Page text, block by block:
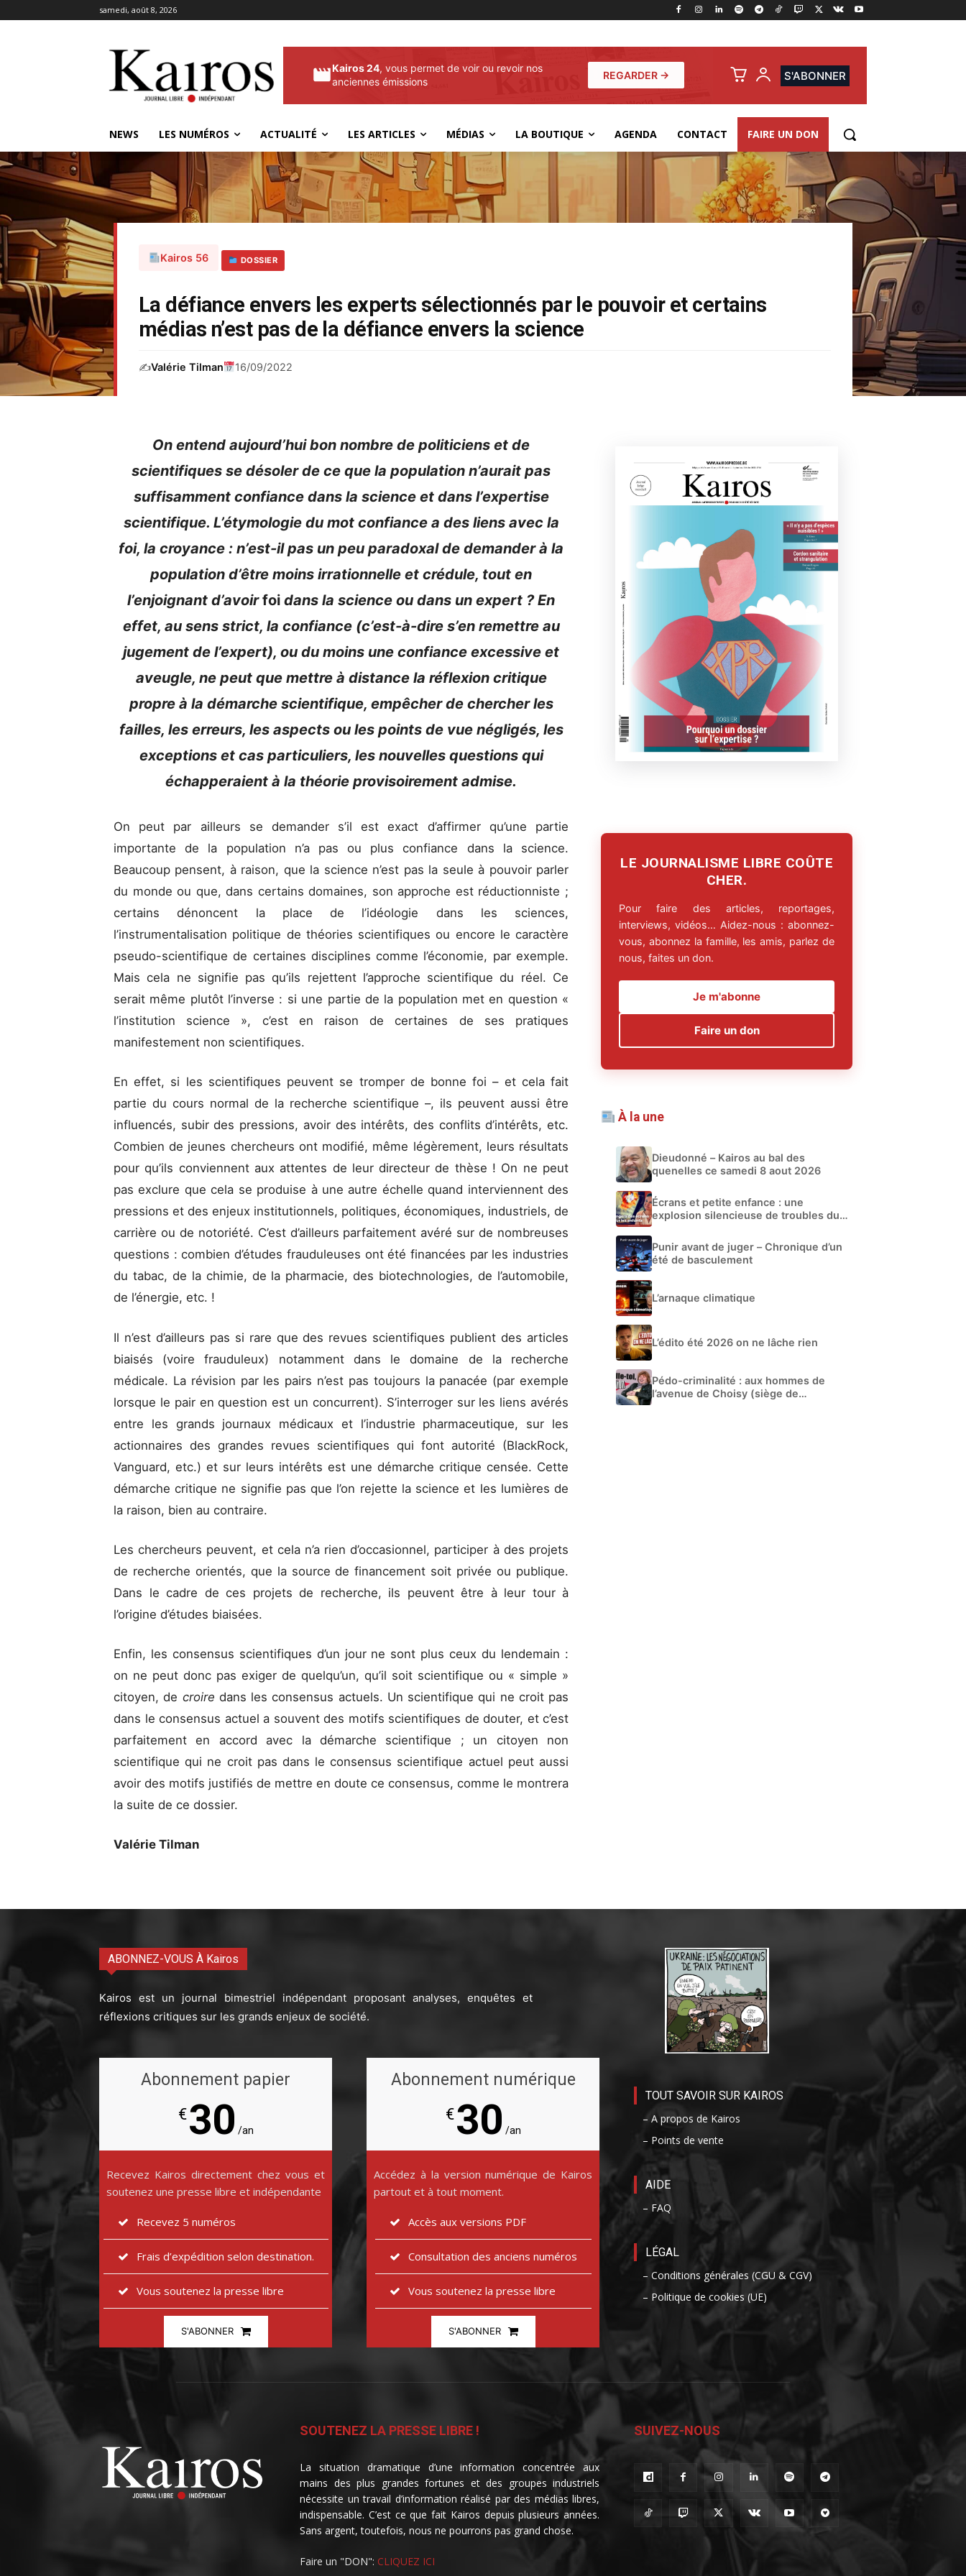
samedi, août 8, 2026
Kairos 24, vous permet de voir ou revoir nos
anciennes émissions
REGARDER → S'ABONNER
NEWS LES NUMÉROS ACTUALITÉ LES ARTICLES MÉDIAS LA BOUTIQUE AGENDA CONTACT FAIRE UN DON
Kairos 56 DOSSIER
La défiance envers les experts sélectionnés par le pouvoir et certains
médias n’est pas de la défiance envers la science
✍️Valérie Tilman 16/09/2022
On entend aujourd’hui bon nombre de politiciens et de
scientifiques se désoler de ce que la population n’aurait pas
suffisamment confiance dans la science et dans l’expertise
scientifique. L’étymologie du mot confiance a des liens avec la
foi, la croyance : n’est-il pas un peu paradoxal de demander à la
population d’être moins irrationnelle et crédule, tout en
l’enjoignant d’avoirfoi dans la science ou dans un expert ? En
effet, au sens strict, la confiance (c’est-à-dire s’en remettre au
jugement de l’expert), ou du moins une confiance excessive et
aveugle, ne peut que mettre à distance la réflexion critique
propre à la démarche scientifique, empêcher de chercher les
failles, les erreurs, les aspects ou les points de vue négligés, les
exceptions et cas particuliers, les nouvelles questions qui
échapperaient à la théorie provisoirement admise.
On peut par ailleurs se demander s’il est exact d’affirmer qu’une partie
importante de la population n’a pas ou plus confiance dans la science.
Beaucoup pensent, à raison, que la science n’est pas la seule à pouvoir parler
du monde ou que, dans certains domaines, son approche est réductionniste ;
certains dénoncent la place de l’idéologie dans les sciences,
l’instrumentalisation politique de théories scientifiques ou encore le caractère
pseudo-scientifique de certaines disciplines comme l’économie, par exemple.
Mais cela ne signifie pas qu’ils rejettent l’approche scientifique du réel. Ce
serait même plutôt l’inverse : si une partie de la population met en question «
l’institution science », c’est en raison de certaines de ses pratiques
manifestement non scientifiques.
En effet, si les scientifiques peuvent se tromper de bonne foi – et cela fait
partie du cours normal de la recherche scientifique –, ils peuvent aussi être
influencés, subir des pressions, avoir des intérêts, des conflits d’intérêts, etc.
Combien de jeunes chercheurs ont modifié, même légèrement, leurs résultats
pour qu’ils conviennent aux attentes de leur directeur de thèse ! On ne peut
pas exclure que cela se produise à une autre échelle quand interviennent des
pressions et des enjeux institutionnels, politiques, économiques, industriels, de
carrière ou de notoriété. C’est d’ailleurs parfaitement avéré sur de nombreuses
questions : combien d’études frauduleuses ont été financées par les industries
du tabac, de la chimie, de la pharmacie, des biotechnologies, de l’automobile,
de l’énergie, etc. !
Il n’est d’ailleurs pas si rare que des revues scientifiques publient des articles
biaisés (voire frauduleux) notamment dans le domaine de la recherche
médicale. La révision par les pairs n’est pas toujours la panacée (par exemple
lorsque le pair en question est un concurrent). S’interroger sur les liens avérés
entre les grands journaux médicaux et l’industrie pharmaceutique, sur les
actionnaires des grandes revues scientifiques qui font autorité (BlackRock,
Vanguard, etc.) et sur leurs intérêts est une démarche critique censée. Cette
démarche critique ne signifie pas que l’on rejette la science et les lumières de
la raison, bien au contraire.
Les chercheurs peuvent, et cela n’a rien d’occasionnel, participer à des projets
de recherche orientés, que la source de financement soit privée ou publique.
Dans le cadre de ces projets de recherche, ils peuvent être à leur tour à
l’origine d’études biaisées.
Enfin, les consensus scientifiques d’un jour ne sont plus ceux du lendemain :
on ne peut donc pas exiger de quelqu’un, qu’il soit scientifique ou « simple »
citoyen, de croire dans les consensus actuels. Un scientifique qui ne croit pas
dans le consensus actuel a souvent des motifs scientifiques de douter, et c’est
parfaitement en accord avec la démarche scientifique ; un citoyen non
scientifique qui ne croit pas dans le consensus scientifique actuel peut aussi
avoir des motifs justifiés de mettre en doute ce consensus, comme le montrera
la suite de ce dossier.
Valérie Tilman
LE JOURNALISME LIBRE COÛTE
CHER.
Pour faire des articles, reportages,
interviews, vidéos… Aidez-nous : abonnez-
vous, abonnez la famille, les amis, parlez de
nous, faites un don.
Je m'abonne
Faire un don
À la une
Dieudonné – Kairos au bal des
quenelles ce samedi 8 aout 2026
Écrans et petite enfance : une
explosion silencieuse de troubles du
Punir avant de juger – Chronique d’un
été de basculement
L’arnaque climatique
L’édito été 2026 on ne lâche rien
Pédo-criminalité : aux hommes de
l’avenue de Choisy (siège de
ABONNEZ-VOUS À Kairos
Kairos est un journal bimestriel indépendant proposant analyses, enquêtes et
réflexions critiques sur les grands enjeux de société.
Abonnement papier
€30 /an
Recevez Kairos directement chez vous et
soutenez une presse libre et indépendante
Recevez 5 numéros
Frais d’expédition selon destination.
Vous soutenez la presse libre
S'ABONNER
Abonnement numérique
€30 /an
Accédez à la version numérique de Kairos
partout et à tout moment.
Accès aux versions PDF
Consultation des anciens numéros
Vous soutenez la presse libre
S'ABONNER
TOUT SAVOIR SUR KAIROS
– A propos de Kairos
– Points de vente
AIDE
– FAQ
LÉGAL
– Conditions générales (CGU & CGV)
– Politique de cookies (UE)
SOUTENEZ LA PRESSE LIBRE !
La situation dramatique d’une information concentrée aux
mains des plus grandes fortunes et des groupes industriels
nécessite un travail d’information réalisé par des médias libres,
indispensable. C’est ce que fait Kairos depuis plusieurs années.
Sans argent, toutefois, nous ne pourrons pas grand chose.
Faire un "DON": CLIQUEZ ICI
SUIVEZ-NOUS